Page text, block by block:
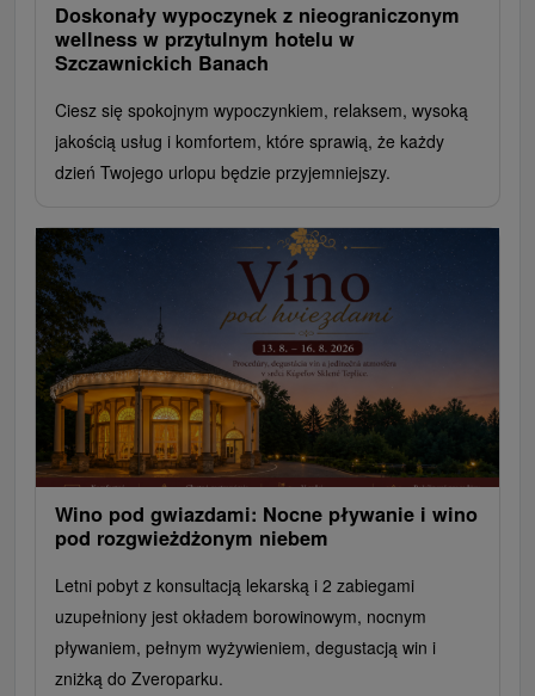
Doskonały wypoczynek z nieograniczonym
wellness w przytulnym hotelu w
Szczawnickich Banach
Ciesz się spokojnym wypoczynkiem, relaksem, wysoką
jakością usług i komfortem, które sprawią, że każdy
dzień Twojego urlopu będzie przyjemniejszy.
Wino pod gwiazdami: Nocne pływanie i wino
pod rozgwieżdżonym niebem
Letni pobyt z konsultacją lekarską i 2 zabiegami
uzupełniony jest okładem borowinowym, nocnym
pływaniem, pełnym wyżywieniem, degustacją win i
zniżką do Zveroparku.